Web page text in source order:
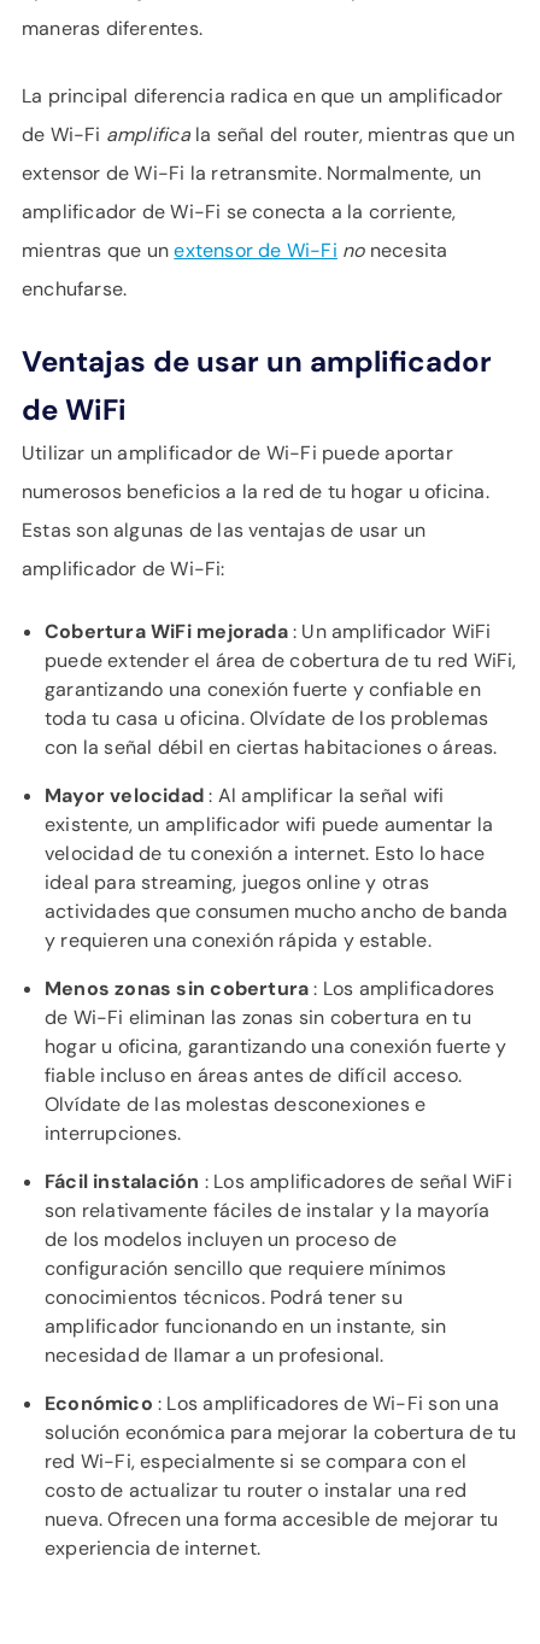
maneras diferentes.
La principal diferencia radica en que un amplificador
de Wi-Fi amplificala señal del router, mientras que un
extensor de Wi-Fi la retransmite. Normalmente, un
amplificador de Wi-Fi se conecta a la corriente,
mientras que unextensor de Wi-Fi nonecesita
enchufarse.
Ventajas de usar un amplificador
de WiFi
Utilizar un amplificador de Wi-Fi puede aportar
numerosos beneficios a la red de tu hogar u oficina.
Estas son algunas de las ventajas de usar un
amplificador de Wi-Fi:
Cobertura WiFi mejorada: Un amplificador WiFi
puede extender el área de cobertura de tu red WiFi,
garantizando una conexión fuerte y confiable en
toda tu casa u oficina. Olvídate de los problemas
con la señal débil en ciertas habitaciones o áreas.
Mayor velocidad: Al amplificar la señal wifi
existente, un amplificador wifi puede aumentar la
velocidad de tu conexión a internet. Esto lo hace
ideal para streaming, juegos online y otras
actividades que consumen mucho ancho de banda
y requieren una conexión rápida y estable.
Menos zonas sin cobertura: Los amplificadores
de Wi-Fi eliminan las zonas sin cobertura en tu
hogar u oficina, garantizando una conexión fuerte y
fiable incluso en áreas antes de difícil acceso.
Olvídate de las molestas desconexiones e
interrupciones.
Fácil instalación : Los amplificadores de señal WiFi
son relativamente fáciles de instalar y la mayoría
de los modelos incluyen un proceso de
configuración sencillo que requiere mínimos
conocimientos técnicos. Podrá tener su
amplificador funcionando en un instante, sin
necesidad de llamar a un profesional.
Económico : Los amplificadores de Wi-Fi son una
solución económica para mejorar la cobertura de tu
red Wi-Fi, especialmente si se compara con el
costo de actualizar tu router o instalar una red
nueva. Ofrecen una forma accesible de mejorar tu
experiencia de internet.